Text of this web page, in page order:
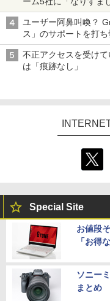
真や映像を使った投
ユーザー阿鼻叫喚？
ス」のサポートを打ち
不正アクセスを受け
は「痕跡なし」
Special Site
お値段
「お得
ソニー
まとめ